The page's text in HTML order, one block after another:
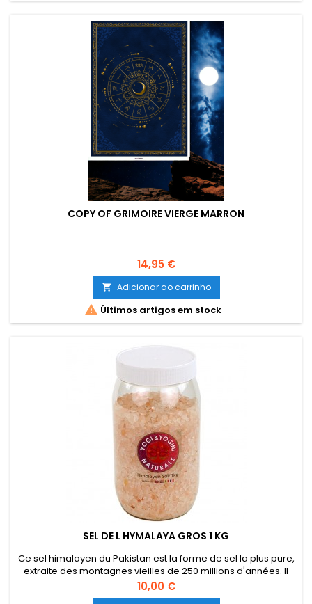
COPY OF GRIMOIRE VIERGE MARRON
Preço
14,95 €
 Adicionar ao carrinho
 Últimos artigos em stock
SEL DE L HYMALAYA GROS 1 KG
Ce sel himalayen du Pakistan est la forme de sel la plus pure,
extraite des montagnes vieilles de 250 millions d'années. Il
n'est pas contaminé par des toxines ou des polluants et
contient tous les éléments présents dans le corps humain.Le
Preço
10,00 €